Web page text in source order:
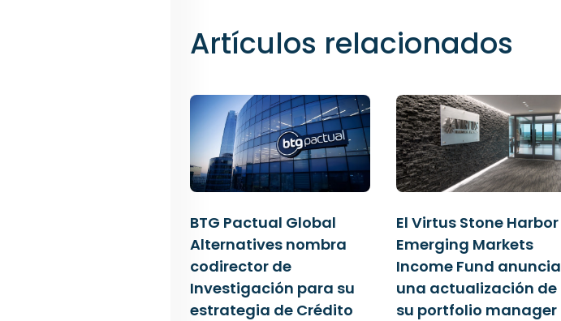
Artículos relacionados
BTG Pactual Global
Alternatives nombra
codirector de
Investigación para su
estrategia de Crédito
El Virtus Stone Harbor
Emerging Markets
Income Fund anuncia
una actualización de
su portfolio manager